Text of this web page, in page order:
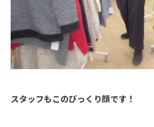
スタッフもこのびっくり顔です！